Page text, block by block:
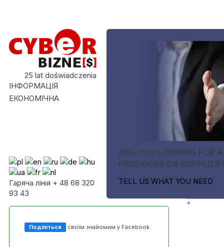
25 lat doświadczenia
ІНФОРМАЦІЯ
ЕКОНОМІЧНА
Гаряча лінія + 48 68 320
93 43
ARE YOU LOOKING FOR A
PRODUCER OR
TELL US WHAT YOU NEED
Поділіться своїм знайомим у Facebook
*